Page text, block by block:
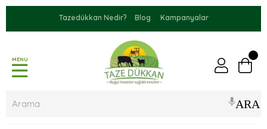
Tazedükkan Nedir? Blog Kampanyalar
MENU